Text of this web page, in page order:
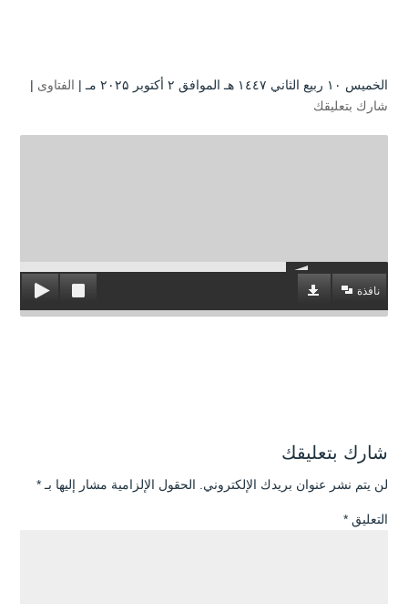
الخميس ۱۰ ربيع الثاني ۱٤٤۷ هـ الموافق ۲ أكتوبر ۲۰۲۵ مـ | الفتاوى |
شارك بتعليقك
نافذة
شارك بتعليقك
لن يتم نشر عنوان بريدك الإلكتروني. الحقول الإلزامية مشار إليها بـ *
التعليق *